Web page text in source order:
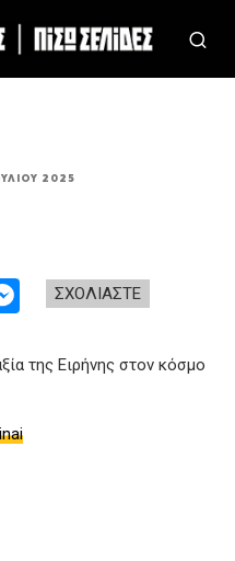
2025
ΣΧΟΛΙΑΣΤΕ
se
g
της Ειρήνης στον κόσμο